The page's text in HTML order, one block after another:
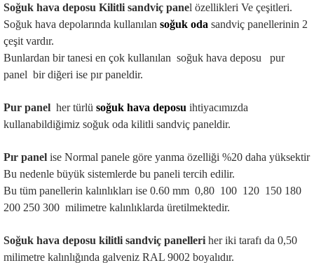
Soğuk hava deposu Kilitli sandviç panel özellikleri Ve çeşitleri.
Soğuk hava depolarında kullanılan soğuk oda sandviç panellerinin 2
çeşit vardır.
Bunlardan bir tanesi en çok kullanılan  soğuk hava deposu   pur
panel  bir diğeri ise pır paneldir.
Pur panel her türlü soğuk hava deposu ihtiyacımızda
kullanabildiğimiz soğuk oda kilitli sandviç paneldir.
Pır panel ise Normal panele göre yanma özelliği %20 daha yüksektir
Bu nedenle büyük sistemlerde bu paneli tercih edilir.
Bu tüm panellerin kalınlıkları ise 0.60 mm  0,80  100  120  150 180
200 250 300  milimetre kalınlıklarda üretilmektedir.
Soğuk hava deposu kilitli sandviç panelleri her iki tarafı da 0,50
milimetre kalınlığında galveniz RAL 9002 boyalıdır.